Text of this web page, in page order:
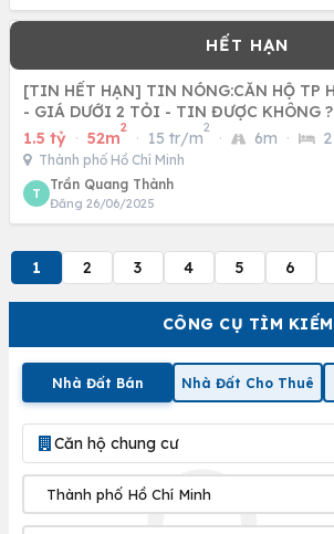
CÔNG CỤ TÌM KIẾM
Nhà Đất Bán Nhà Đất Cho Thuê
Căn hộ chung cư
[TIN HẾT HẠN] TIN NÓNG:CĂN HỘ TP HỒ CHÍ MINH 2PN
- GIÁ DƯỚI 2 TỎI - TIN ĐƯỢC KHÔNG ?
1.5 tỷ · 52m
2
· 15 tr/m
2
· 6m · 2
Thành phố Hồ Chí Minh
T
Trần Quang Thành
Đăng 26/06/2025
1 2 3 4 5 6